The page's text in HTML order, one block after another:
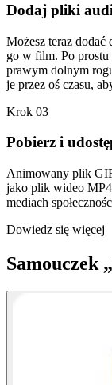
Dodaj pliki
Możesz teraz dodać
go w film. Po
prawym dolnym
je przez oś czasu,
Krok 03
Pobierz i
Animowany plik
jako plik wideo
mediach
Dowiedz się więcej
Samouczek